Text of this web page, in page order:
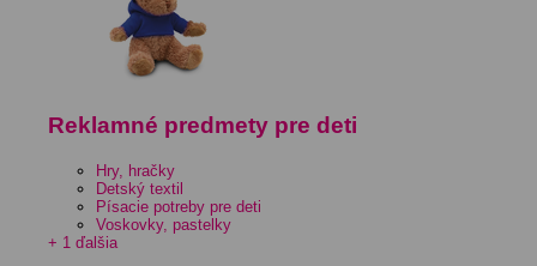
Reklamné predmety pre deti
Hry, hračky
Detský textil
Písacie potreby pre deti
Voskovky, pastelky
+ 1 ďalšia